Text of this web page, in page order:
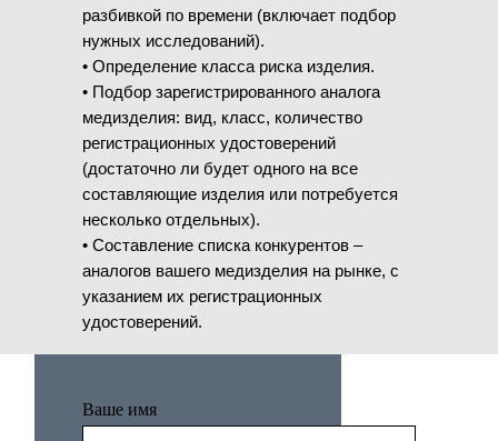
Ваше имя
разбивкой по времени (включает подбор
нужных исследований).
• Определение класса риска изделия.
• Подбор зарегистрированного аналога
медизделия: вид, класс, количество
регистрационных удостоверений
(достаточно ли будет одного на все
составляющие изделия или потребуется
несколько отдельных).
• Составление списка конкурентов –
аналогов вашего медизделия на рынке, c
указанием их регистрационных
удостоверений.